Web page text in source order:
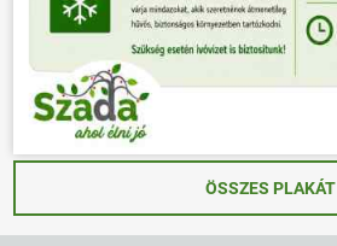
ÖSSZES PLAKÁT